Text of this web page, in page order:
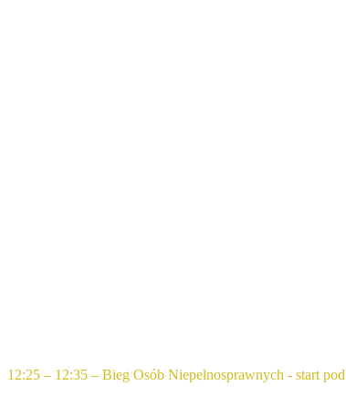
12:25 – 12:35 – Bieg Osób Niepełnosprawnych - start